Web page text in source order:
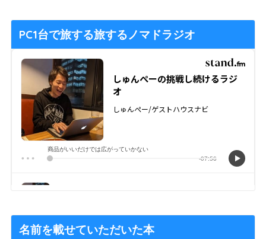
PC1台で旅する旅するノマドラジオ
名前を載せていただいた本